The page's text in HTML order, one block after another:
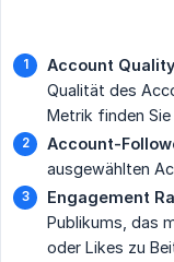
Account
Qualität des
Metrik finden Sie
Account-
ausgewählten
Engagement
Publikums, das
oder Likes zu